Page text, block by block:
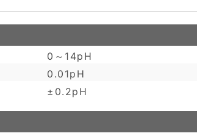
0～14pH
0.01pH
±0.2pH